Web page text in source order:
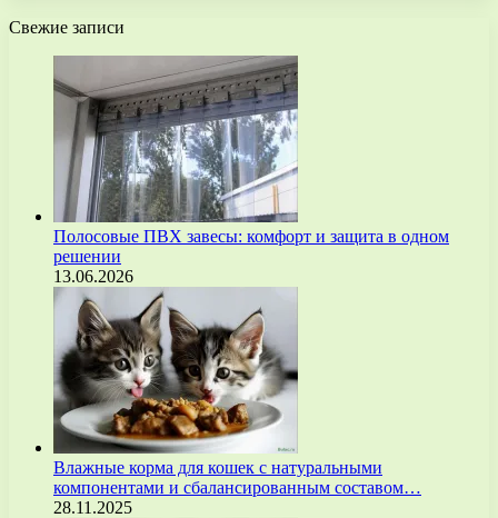
Свежие записи
Полосовые ПВХ завесы: комфорт и защита в одном
решении
13.06.2026
Влажные корма для кошек с натуральными
компонентами и сбалансированным составом…
28.11.2025